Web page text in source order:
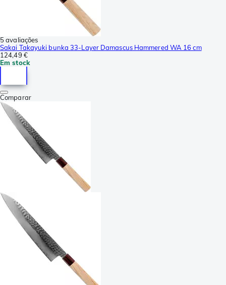
5 avaliações
Sakai Takayuki bunka 33-Layer Damascus Hammered WA 16 cm
124,49 €
Em stock
Comparar